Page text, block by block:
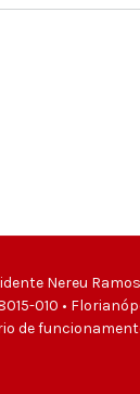
RICOS PAGARÃO
Nereu
010 •
de